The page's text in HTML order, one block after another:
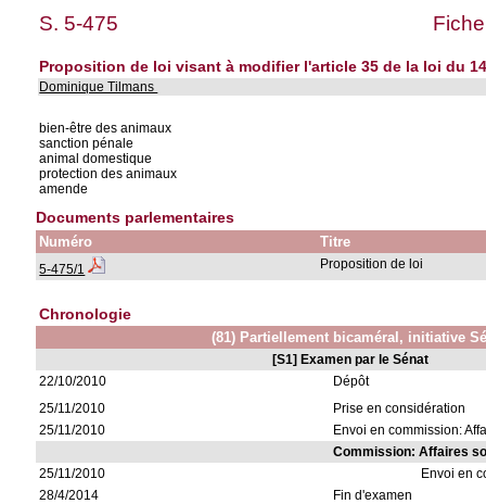
S. 5-475
Proposition de loi visant à modifier l'article 35 de la loi du
Dominique Tilmans
bien-être des animaux
sanction pénale
animal domestique
protection des animaux
amende
Documents parlementaires
Numéro Titre
5-475/1 Proposition de loi
Chronologie
(81) Partiellement bicaméral, initiative
[S1] Examen par le Sénat
22/10/2010
Dépôt
25/11/2010
Prise en considération
25/11/2010
Envoi en commission:
Commission: Affaires
25/11/2010
Envoi en
28/4/2014
Fin d'examen